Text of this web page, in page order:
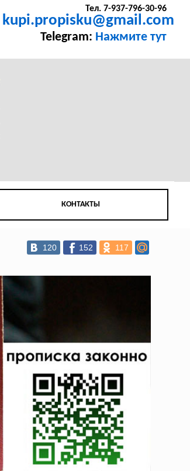
Тел. 7-937-796-30-96
kupi.propisku@gmail.com
Telegram: Нажмите тут
КОНТАКТЫ
120 152 117